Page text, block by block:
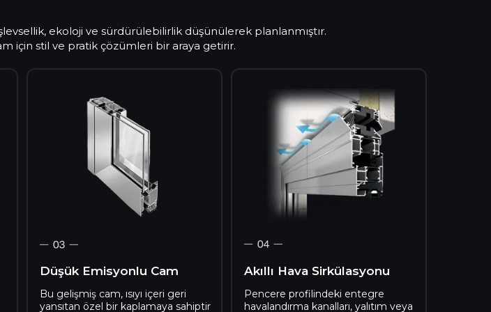
ekoloji ve sürdürülebilirlik düşünülerek planlanmıştır.
için stil ve pratik çözümleri bir araya getirir.
Bu gelişmiş cam, ısıyı içeri geri
yansıtan özel bir kaplamaya sahiptir
Düşük Emisyonlu Cam
Pencere profilindeki entegre
havalandırma kanalları, yalıtım veya
Akıllı Hava Sirkülasyonu
IOS App Android App
analizler ve